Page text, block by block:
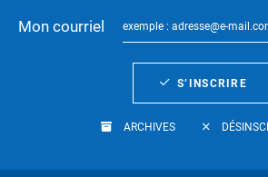
Mon courriel
S’INSCRIRE
ARCHIVES